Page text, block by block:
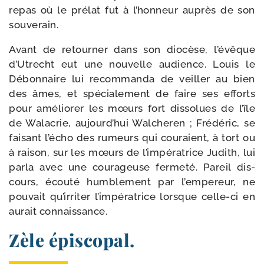
repas où le pré­lat fut à l’honneur auprès de son
souverain.
Avant de retour­ner dans son dio­cèse, l’é­vêque
d’Utrecht eut une nou­velle audience. Louis le
Débonnaire lui recom­man­da de veiller au bien
des âmes, et spé­cia­le­ment de faire ses efforts
pour amé­lio­rer les mœurs fort dis­so­lues de l’île
de Walacrie, aujourd’hui Walcheren ; Frédéric, se
fai­sant l’écho des rumeurs qui cou­raient, à tort ou
à rai­son, sur les mœurs de l’impératrice Judith, lui
par­la avec une cou­ra­geuse fer­me­té. Pareil dis­
cours, écou­té hum­blement par l’empereur, ne
pou­vait qu’irriter l’impératrice lorsque celle-​ci en
aurait connaissance.
Zèle épiscopal.